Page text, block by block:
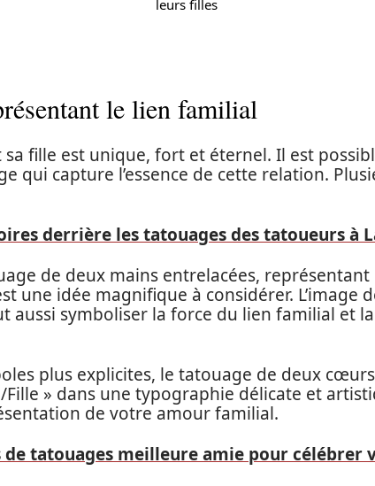
leurs filles
le lien familial
fille est unique, fort et éternel. Il est
qui capture l’essence de cette relation.
derrière les tatouages des tatoueurs à
de deux mains entrelacées,
une idée magnifique à considérer. L’image
aussi symboliser la force du lien familial et
plus explicites, le tatouage de deux
Fille » dans une typographie délicate et
de votre amour familial.
de tatouages meilleure amie pour célébrer